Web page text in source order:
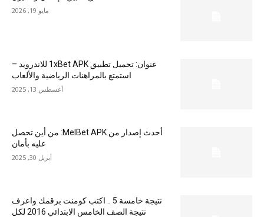
مايو 19, 2026
عنوان: تحميل تطبيق 1xBet APK للاندرويد –
استمتع بالمراهنات الرياضية والألعاب
أغسطس 13, 2025
أحدث إصدار من MelBet APK: من أين تحصل
عليه بأمان
أبريل 30, 2025
نتيجة خامسة 5 .. اكتب كومنت برقمك واعرف
نتيجة الصف الخامس الابتدائي 2016 لكل